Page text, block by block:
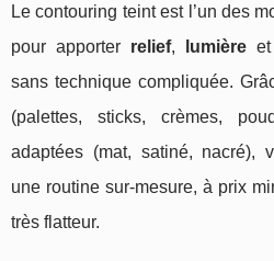
Le contouring teint est l’un des
pour apporter relief, lumière et
sans technique compliquée.
(palettes, sticks, crèmes,
adaptées (mat, satiné, nacré),
une routine sur-mesure, à prix
très flatteur.